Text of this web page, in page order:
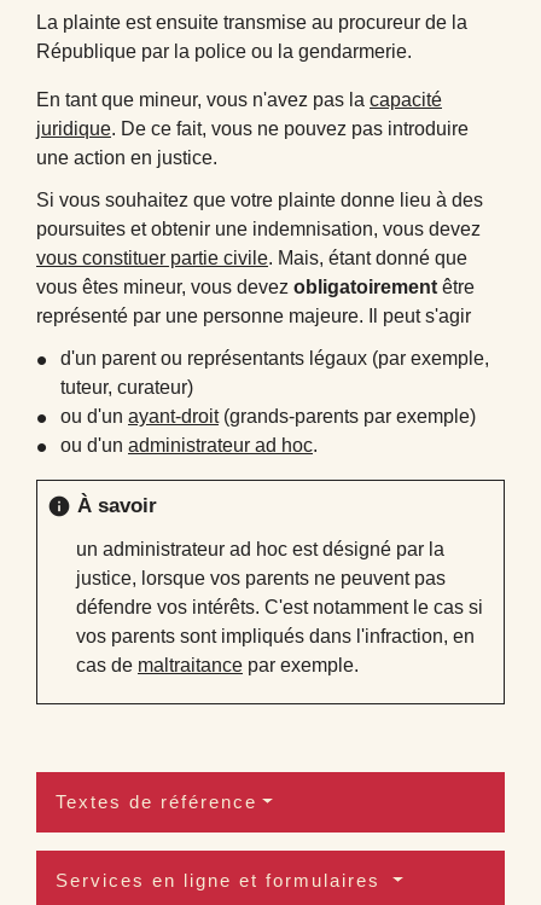
La plainte est ensuite transmise au procureur de la
République par la police ou la gendarmerie.
En tant que mineur, vous n'avez pas la capacité
juridique. De ce fait, vous ne pouvez pas introduire
une action en justice.
Si vous souhaitez que votre plainte donne lieu à des
poursuites et obtenir une indemnisation, vous devez
vous constituer partie civile. Mais, étant donné que
vous êtes mineur, vous devez obligatoirement être
représenté par une personne majeure. Il peut s'agir
d'un parent ou représentants légaux (par exemple,
tuteur, curateur)
ou d'un ayant-droit(grands-parents par exemple)
ou d'un administrateur ad hoc.
info À savoir
un administrateur ad hoc est désigné par la
justice, lorsque vos parents ne peuvent pas
défendre vos intérêts. C'est notamment le cas si
vos parents sont impliqués dans l'infraction, en
cas de maltraitance par exemple.
Textes de référence
Services en ligne et formulaires